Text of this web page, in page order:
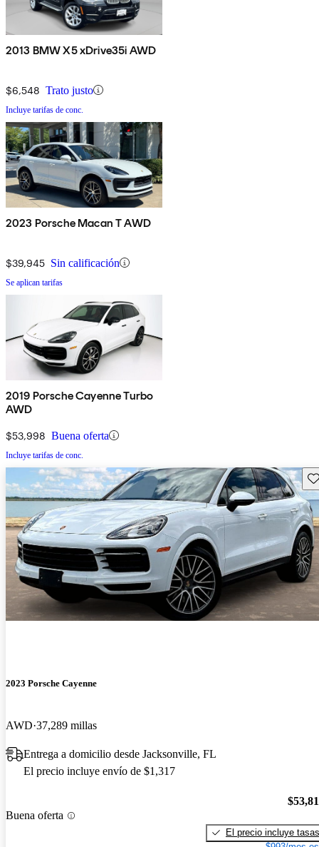
2013 BMW X5 xDrive35i AWD
$6,548 Trato justo
Incluye tarifas de conc.
2023 Porsche Macan T AWD
$39,945 Sin calificación
Se aplican tarifas
2019 Porsche Cayenne Turbo
AWD
$53,998 Buena oferta
Incluye tarifas de conc.
2023 Porsche Cayenne
AWD 37,289 millas
Entrega a domicilio desde Jacksonville, FL
El precio incluye envío de $1,317
Buena oferta
El precio incluye tasas